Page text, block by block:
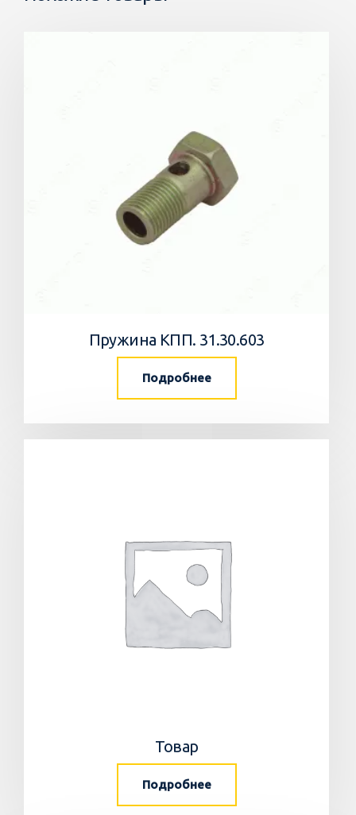
Пружина КПП. 31.30.603
Подробнее
Товар
Подробнее